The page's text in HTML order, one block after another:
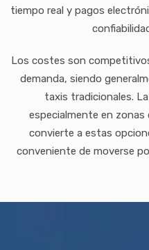
tiempo real y pagos
Los costes son
demanda, siendo
taxis tradicionales.
especialmente en
convierte a estas
conveniente de moverse